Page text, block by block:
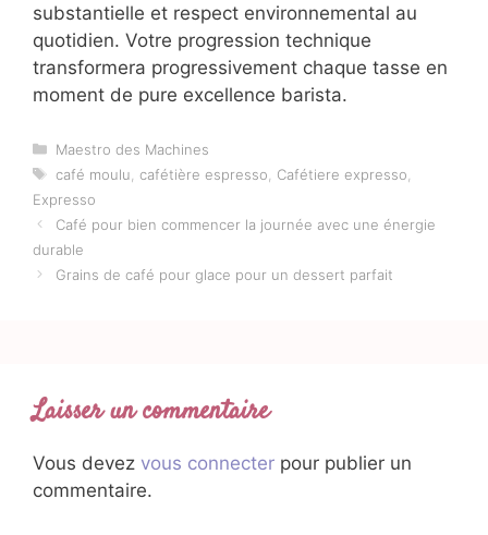
substantielle et respect environnemental au
quotidien. Votre progression technique
transformera progressivement chaque tasse en
moment de pure excellence barista.
Catégories
Maestro des Machines
Étiquettes
café moulu cafétière espresso Cafétiere expresso
Expresso
Café pour bien commencer la journée avec une énergie
durable
Grains de café pour glace pour un dessert parfait
Laisser un commentaire
Vous devez vous connecter pour publier un
commentaire.